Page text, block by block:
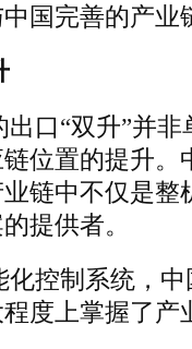
国完善的产业
口“双升”并
位置的提升。
链中不仅是整
提供者。
控制系统，
度上掌握了产